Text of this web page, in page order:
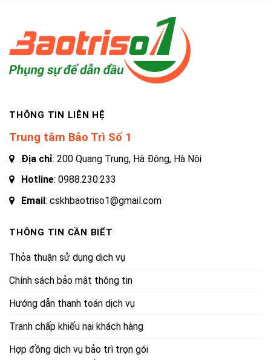
THÔNG TIN LIÊN HỆ
Trung tâm Bảo Trì Số 1
Địa chỉ: 200 Quang Trung, Hà Đông, Hà Nội
Hotline: 0988.230.233
Email: cskhbaotriso1@gmail.com
THÔNG TIN CẦN BIẾT
Thỏa thuận sử dụng dịch vụ
Chính sách bảo mật thông tin
Hướng dẫn thanh toán dịch vụ
Tranh chấp khiếu nại khách hàng
Hợp đồng dịch vụ bảo trì trọn gói